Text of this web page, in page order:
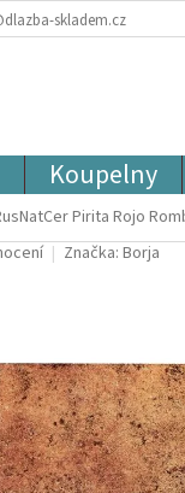
skladem.cz
Koupelny
Pirita Rojo
Značka: Borja